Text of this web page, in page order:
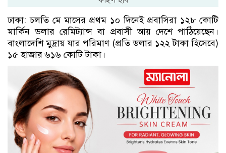
ঢাকা: চলতি মে মাসের প্রথম ১০ দিনেই প্রবাসিরা ১২৮ কোটি
মার্কিন ডলার রেমিট্যান্স বা প্রবাসী আয় দেশে পাঠিয়েছেন।
বাংলাদেশি মুদ্রায় যার পরিমাণ (প্রতি ডলার ১২২ টাকা হিসেবে)
১৫ হাজার ৬১৬ কোটি টাকা।